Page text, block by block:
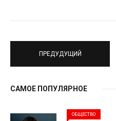
ПРЕДУДУЩИЙ
САМОЕ ПОПУЛЯРНОЕ
ОБЩЕСТВО